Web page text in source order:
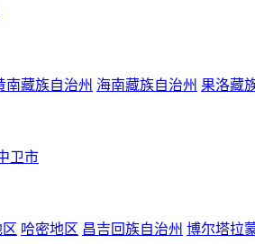
南藏族自治州 海南藏族自治州 果洛藏
卫市
哈密地区 昌吉回族自治州 博尔塔拉